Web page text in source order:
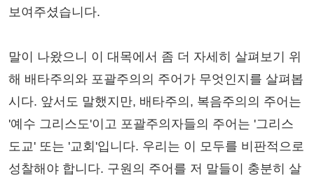
보여주셨습니다.
말이 나왔으니 이 대목에서 좀 더 자세히 살펴보기 위
해 배타주의와 포괄주의의 주어가 무엇인지를 살펴봅
시다. 앞서도 말했지만, 배타주의, 복음주의의 주어는
'예수 그리스도'이고 포괄주의자들의 주어는 '그리스
도교' 또는 '교회'입니다. 우리는 이 모두를 비판적으로
성찰해야 합니다. 구원의 주어를 저 말들이 충분히 살